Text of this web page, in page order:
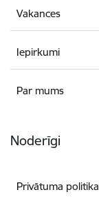
Vakances
Iepirkumi
Par mums
Noderīgi
Privātuma politika